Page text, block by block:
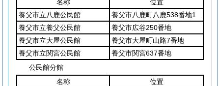
名称
位置
養父市立八鹿公民館
養父市八鹿町八鹿538番地1
養父市立養父公民館
養父市広谷250番地
養父市立大屋公民館
養父市大屋町山路7番地
養父市立関宮公民館
養父市関宮637番地
公民館分館
名称
位置